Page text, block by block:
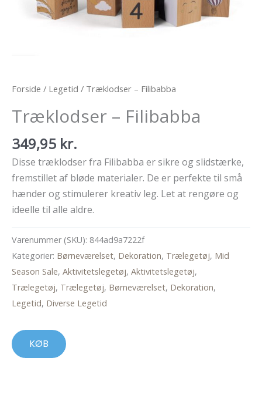
Forside / Legetid / Træklodser – Filibabba
Træklodser – Filibabba
349,95 kr.
Disse træklodser fra Filibabba er sikre og slidstærke,
fremstillet af bløde materialer. De er perfekte til små
hænder og stimulerer kreativ leg. Let at rengøre og
ideelle til alle aldre.
Varenummer (SKU): 844ad9a7222f
Kategorier: Børneværelset, Dekoration, Trælegetøj, Mid
Season Sale, Aktivitetslegetøj, Aktivitetslegetøj,
Trælegetøj, Trælegetøj, Børneværelset, Dekoration,
Legetid, Diverse Legetid
KØB